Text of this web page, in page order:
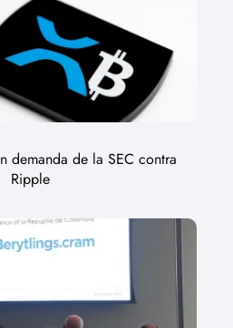
demanda de la SEC contra
Ripple